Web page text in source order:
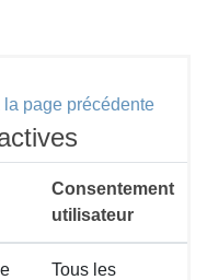
la page précédente
Consentement
utilisateur
Tous les